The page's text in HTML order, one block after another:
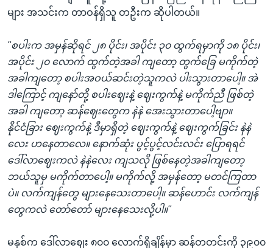
များ အသင်းက တာဝန်ရှိသူ တဦးက ဆိုပါတယ်။
"စပါးက အမှန်ဆိုရင် ၂၈ ပိုင်း၊ အပိုင်း ၃၀ ထွက်ရမှာကို ၁၈ ပိုင်း၊
အပိုင်း ၂၀ လောက် ထွက်တဲ့အခါ ကျတော့ တွက်ခြေ မကိုက်တဲ့
အခါကျတော့ စပါးအဝယ်ဆင်းတဲ့သူကလဲ ပါးသွားတာပေါ့။ အဲ
ဒါကြောင့် ကျနော်တို့ စပါးဈေးနဲ့ ဈေးကွက်နဲ့ မကိုက်ညီ ဖြစ်တဲ့
အခါ ကျတော့ ဆန်ဈေးတွေက နဲနဲ အေးသွားတာပေါ့ဗျာ။
နိုင်ငံခြား ဈေးကွက်နဲ့ ဒီမှာရှိတဲ့ ဈေးကွက်နဲ့ ဈေးကွက်ခြင်း နဲနဲ
လေး ဟနေတာလေ။ နောက်ဆုံး ပွင့်ပွင့်လင်းလင်း ပြောရရင်
ဒေါ်လာဈေးကလဲ နဲနဲလေး ကျသလို ဖြစ်နေတဲ့အခါကျတော့
ဘယ်သူမှ မကိုက်တာပေါ့။ မကိုက်လို့ အမှန်တော့ မတင်ကြတာ
ပဲ။ လက်ကျန်တွေ များနေသေးတာပေါ့။ ဆန်ဟောင်း လက်ကျန်
တွေကလဲ တော်တော် များနေသေးလို့ပါ။"
မနှစ်က ဒေါ်လာဈေး ၈၀၀ လောက်ရှိချိန်မှာ ဆန်တတင်းကို ၃၉၀၀